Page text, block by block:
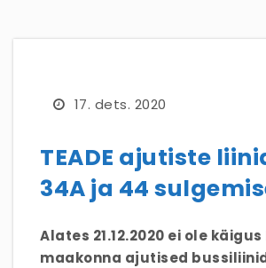
17. dets. 2020
TEADE ajutiste
34A ja 44
Alates 21.12.2020 ei ole
maakonna ajutised